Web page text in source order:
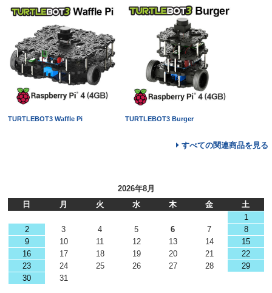
TURTLEBOT3 Waffle Pi TURTLEBOT3 Burger
すべての関連商品を見る
2026年8月
日
月 火 水 木 金
土
1
2
3 4 5 6 7
8
9
10 11 12 13 14
15
16
17 18 19 20 21
22
23
24 25 26 27 28
29
30
31